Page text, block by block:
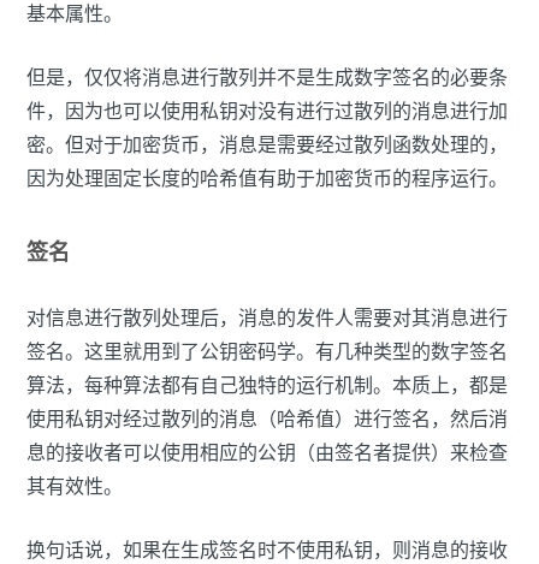
基本属性。
但是，仅仅将消息进行散列并不是生成数字签名的必要条
件，因为也可以使用私钥对没有进行过散列的消息进行加
密。但对于加密货币，消息是需要经过散列函数处理的，
因为处理固定长度的哈希值有助于加密货币的程序运行。
签名
对信息进行散列处理后，消息的发件人需要对其消息进行
签名。这里就用到了公钥密码学。有几种类型的数字签名
算法，每种算法都有自己独特的运行机制。本质上，都是
使用私钥对经过散列的消息（哈希值）进行签名，然后消
息的接收者可以使用相应的公钥（由签名者提供）来检查
其有效性。
换句话说，如果在生成签名时不使用私钥，则消息的接收